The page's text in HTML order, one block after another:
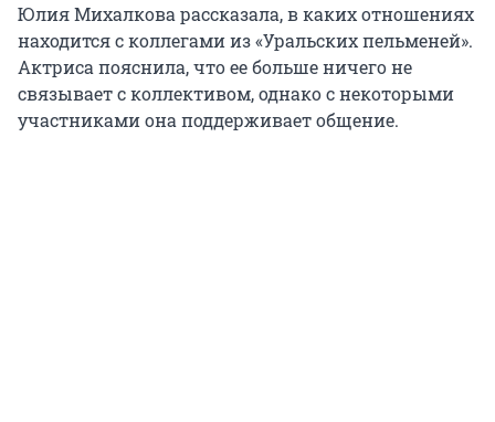
Юлия Михалкова рассказала, в каких отношениях
находится с коллегами из «Уральских пельменей».
Актриса пояснила, что ее больше ничего не
связывает с коллективом, однако с некоторыми
участниками она поддерживает общение.